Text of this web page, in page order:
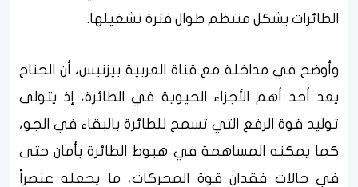
الطائرات بشكل منتظم طوال فترة تشغيلها.
وأوضح في مداخلة مع قناة العربية بيزنيس، أن الجناح
يعد أحد أهم الأجزاء الحيوية في الطائرة، إذ يتولى
توليد قوة الرفع التي تسمح للطائرة بالبقاء في الجو،
كما يمكنه المساهمة في هبوط الطائرة بأمان حتى
في حالات فقدان قوة المحركات، ما يجعله عنصراً